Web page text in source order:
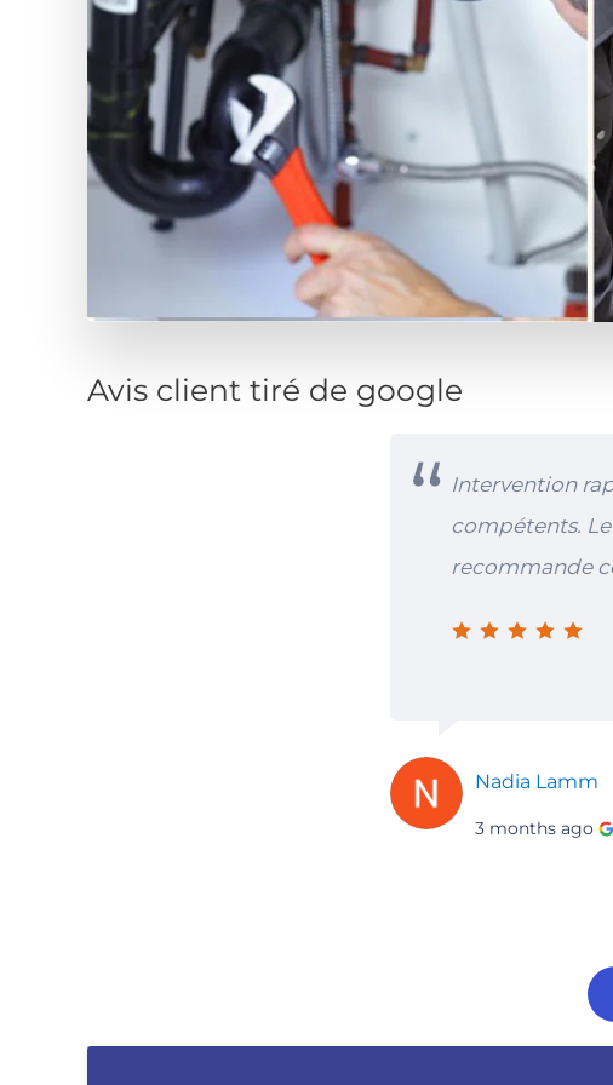
Avis client tiré de google
Intervention
compétents.
recommande
Nadia Lamm
3 months ago